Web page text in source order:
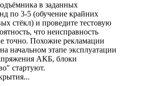
в заданных
по 3-5 (обучение крайних
стёкл) и проведите тестовую
что неисправность
точно. Похожие рекламации
начальном этапе эксплуатации
АКБ, блоки
стартуют.